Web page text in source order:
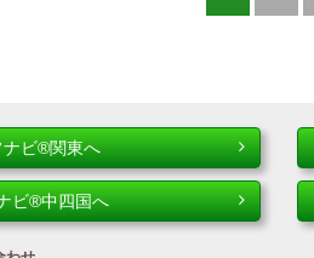
ナビ®関東へ
ビ®中四国へ